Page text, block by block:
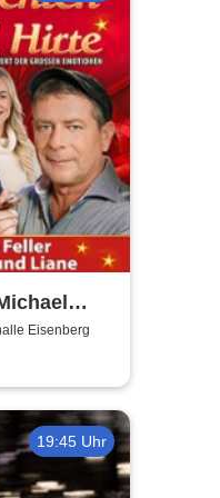
Eisenberg
19:45 Uhr